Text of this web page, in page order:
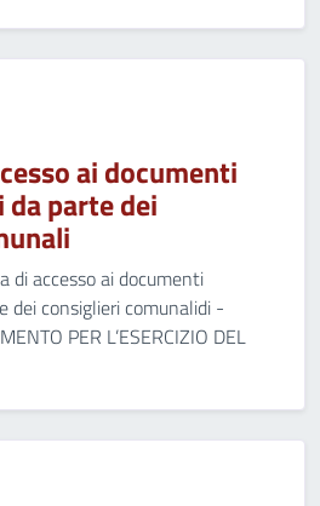
ai documenti
parte dei
di accesso ai documenti
dei consiglieri comunalidi -
PER L’ESERCIZIO DEL